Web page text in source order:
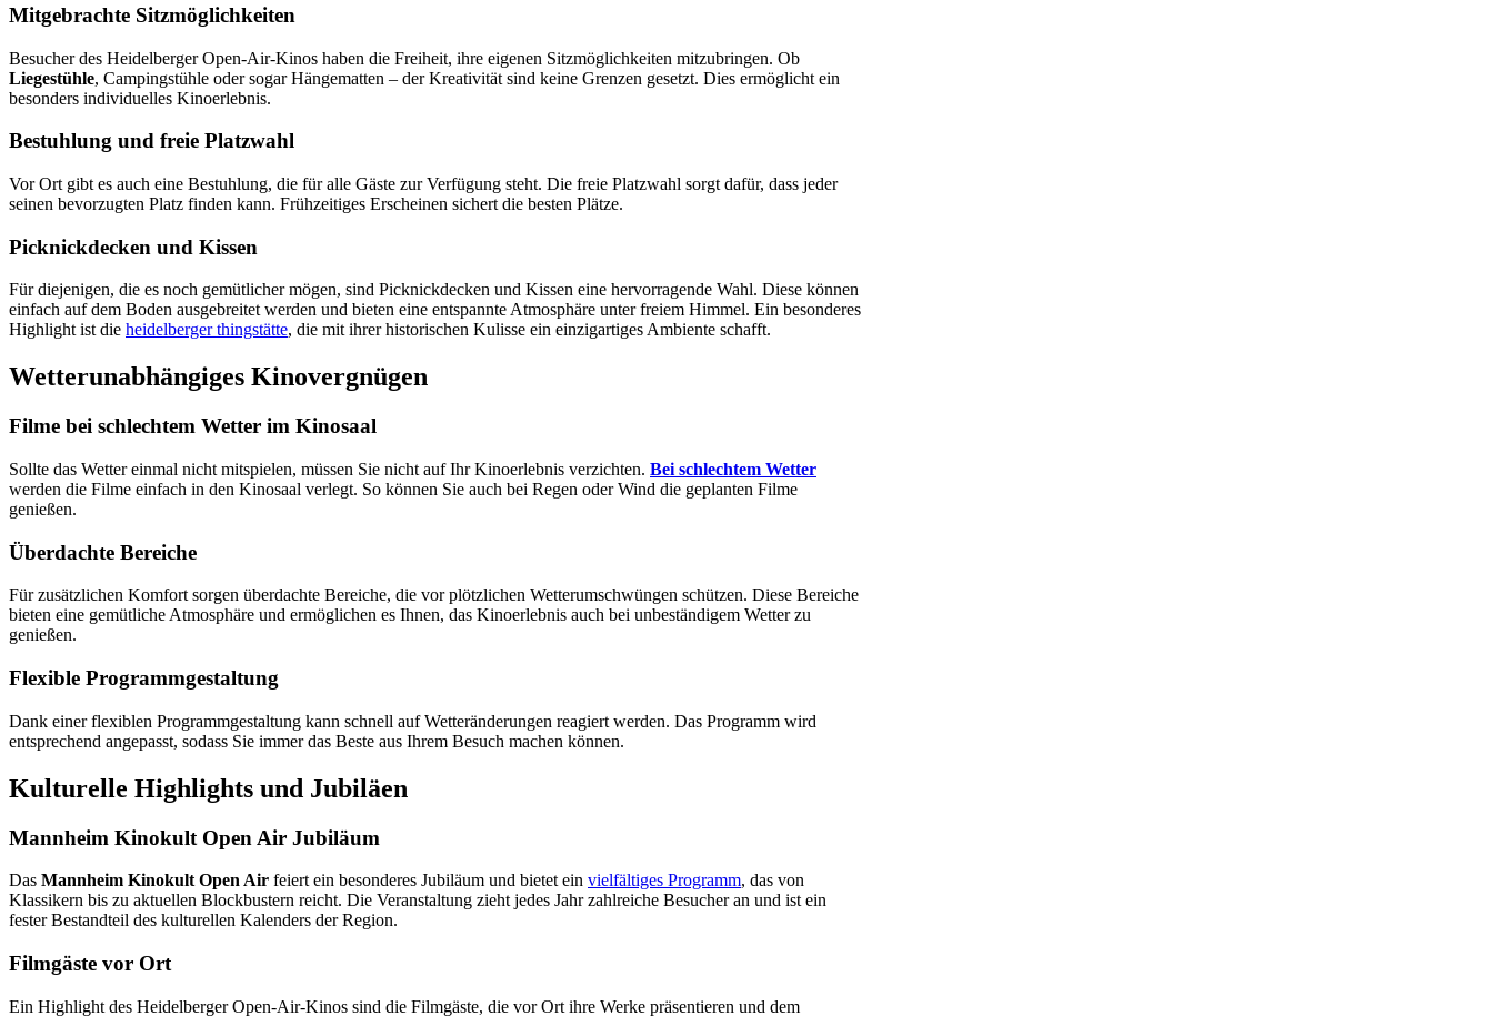
Mitgebrachte Sitzmöglichkeiten
Besucher des Heidelberger Open-Air-Kinos haben die Freiheit, ihre eigenen Sitzmöglichkeiten mitzubringen. Ob
Liegestühle, Campingstühle oder sogar Hängematten – der Kreativität sind keine Grenzen gesetzt. Dies ermöglicht ein
besonders individuelles Kinoerlebnis.
Bestuhlung und freie Platzwahl
Vor Ort gibt es auch eine Bestuhlung, die für alle Gäste zur Verfügung steht. Die freie Platzwahl sorgt dafür, dass jeder
seinen bevorzugten Platz finden kann. Frühzeitiges Erscheinen sichert die besten Plätze.
Picknickdecken und Kissen
Für diejenigen, die es noch gemütlicher mögen, sind Picknickdecken und Kissen eine hervorragende Wahl. Diese können
einfach auf dem Boden ausgebreitet werden und bieten eine entspannte Atmosphäre unter freiem Himmel. Ein besonderes
Highlight ist die heidelberger thingstätte, die mit ihrer historischen Kulisse ein einzigartiges Ambiente schafft.
Wetterunabhängiges Kinovergnügen
Filme bei schlechtem Wetter im Kinosaal
Sollte das Wetter einmal nicht mitspielen, müssen Sie nicht auf Ihr Kinoerlebnis verzichten. Bei schlechtem Wetter
werden die Filme einfach in den Kinosaal verlegt. So können Sie auch bei Regen oder Wind die geplanten Filme
genießen.
Überdachte Bereiche
Für zusätzlichen Komfort sorgen überdachte Bereiche, die vor plötzlichen Wetterumschwüngen schützen. Diese Bereiche
bieten eine gemütliche Atmosphäre und ermöglichen es Ihnen, das Kinoerlebnis auch bei unbeständigem Wetter zu
genießen.
Flexible Programmgestaltung
Dank einer flexiblen Programmgestaltung kann schnell auf Wetteränderungen reagiert werden. Das Programm wird
entsprechend angepasst, sodass Sie immer das Beste aus Ihrem Besuch machen können.
Kulturelle Highlights und Jubiläen
Mannheim Kinokult Open Air Jubiläum
Das Mannheim Kinokult Open Air feiert ein besonderes Jubiläum und bietet ein vielfältiges Programm, das von
Klassikern bis zu aktuellen Blockbustern reicht. Die Veranstaltung zieht jedes Jahr zahlreiche Besucher an und ist ein
fester Bestandteil des kulturellen Kalenders der Region.
Filmgäste vor Ort
Ein Highlight des Heidelberger Open-Air-Kinos sind die Filmgäste, die vor Ort ihre Werke präsentieren und dem